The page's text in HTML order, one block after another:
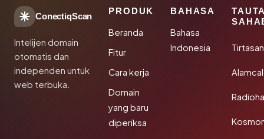
ConectiqScan
Intelijen domain
otomatis dan
independen untuk
web terbuka.
PRODUK
Beranda
Fitur
Cara kerja
Domain
yang baru
diperiksa
BAHASA
Bahasa
Indonesia